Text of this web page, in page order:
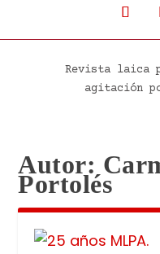
Revista laica
agitación
Autor:
Portolés